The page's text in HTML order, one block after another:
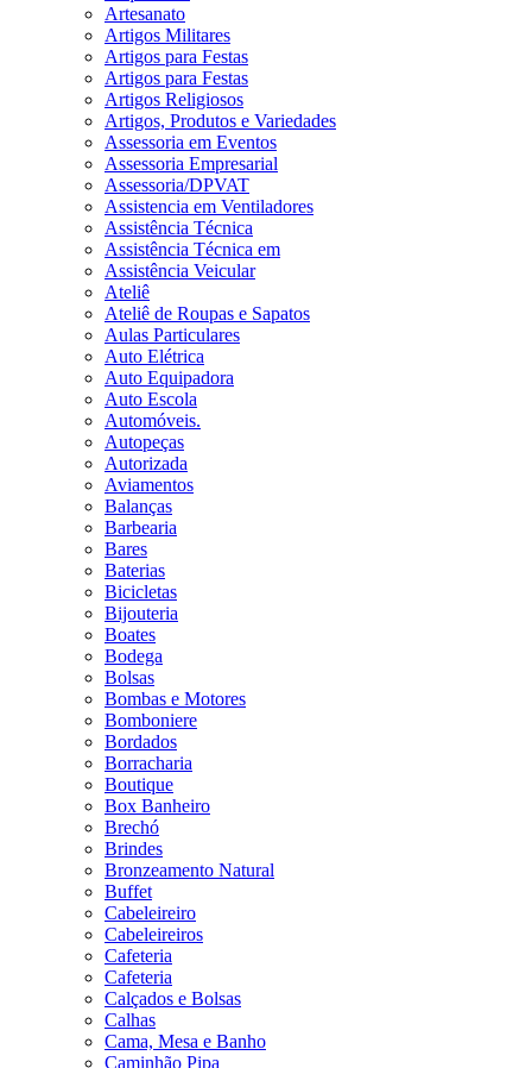
Artesanato
Artigos Militares
Artigos para Festas
Artigos para Festas
Artigos Religiosos
Artigos, Produtos e Variedades
Assessoria em Eventos
Assessoria Empresarial
Assessoria/DPVAT
Assistencia em Ventiladores
Assistência Técnica
Assistência Técnica em
Assistência Veicular
Ateliê
Ateliê de Roupas e Sapatos
Aulas Particulares
Auto Elétrica
Auto Equipadora
Auto Escola
Automóveis.
Autopeças
Autorizada
Aviamentos
Balanças
Barbearia
Bares
Baterias
Bicicletas
Bijouteria
Boates
Bodega
Bolsas
Bombas e Motores
Bomboniere
Bordados
Borracharia
Boutique
Box Banheiro
Brechó
Brindes
Bronzeamento Natural
Buffet
Cabeleireiro
Cabeleireiros
Cafeteria
Cafeteria
Calçados e Bolsas
Calhas
Cama, Mesa e Banho
Caminhão Pipa